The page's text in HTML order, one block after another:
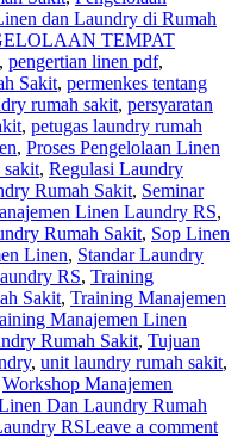
dan Laundry di Rumah
TEMPAT
, pengertian linen pdf,
Sakit, permenkes tentang
rumah sakit, persyaratan
, petugas laundry rumah
, Proses Pengelolaan Linen
sakit, Regulasi Laundry
Rumah Sakit, Seminar
Linen Laundry RS,
Rumah Sakit, Sop Linen
Linen, Standar Laundry
RS, Training
Sakit, Training Manajemen
Manajemen Linen
Rumah Sakit, Tujuan
, unit laundry rumah sakit,
Workshop Manajemen
Dan Laundry Rumah
RSLeave a comment